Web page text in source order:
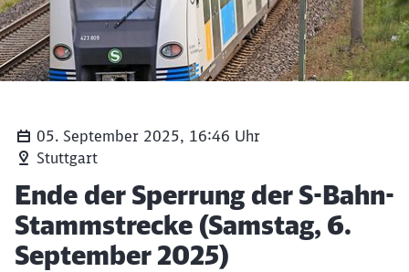
05. September 2025, 16:46 Uhr
Stuttgart
Artikel:
Ende der Sperrung der S-Bahn-
Stammstrecke (Samstag, 6.
September 2025)